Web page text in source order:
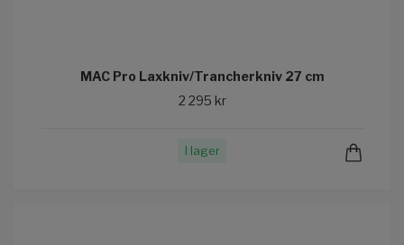
MAC Pro Laxkniv/Trancherkniv 27 cm
2 295 kr
I lager